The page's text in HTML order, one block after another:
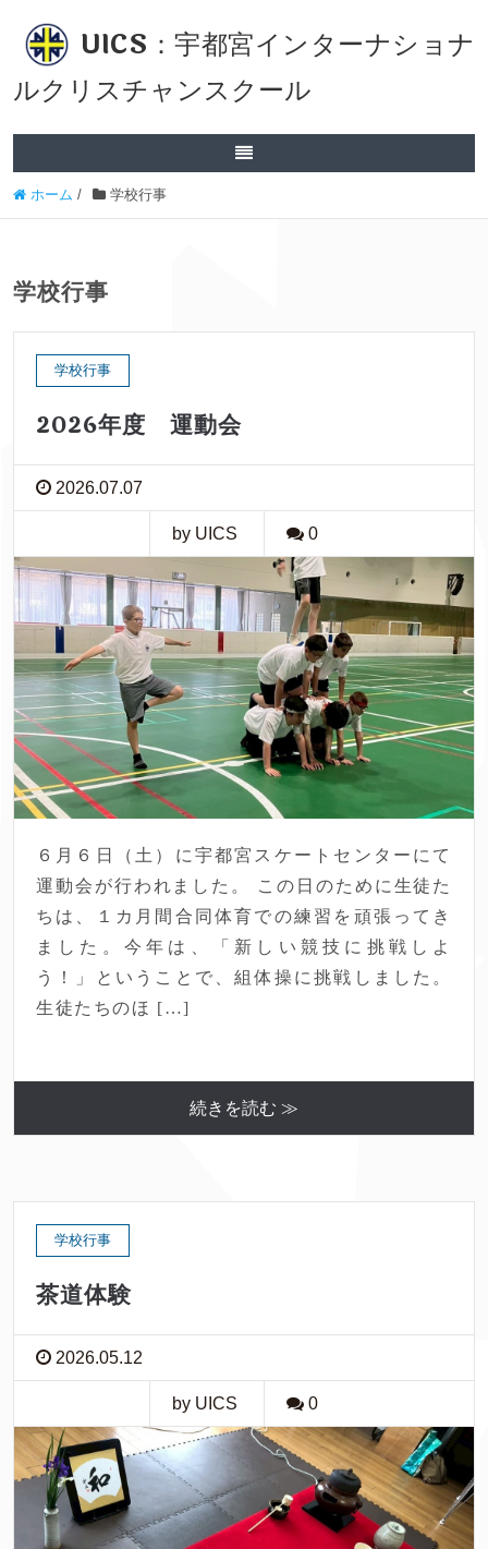
UICS：宇都宮インターナショナ
ルクリスチャンスクール
ホーム / 学校行事
学校行事
学校行事
2026年度 運動会
2026.07.07
by UICS 0
６月６日（土）に宇都宮スケートセンターにて
運動会が行われました。 この日のために生徒た
ちは、１カ月間合同体育での練習を頑張ってき
ました。今年は、「新しい競技に挑戦しよ
う！」ということで、組体操に挑戦しました。
生徒たちのほ […]
続きを読む ≫
学校行事
茶道体験
2026.05.12
by UICS 0